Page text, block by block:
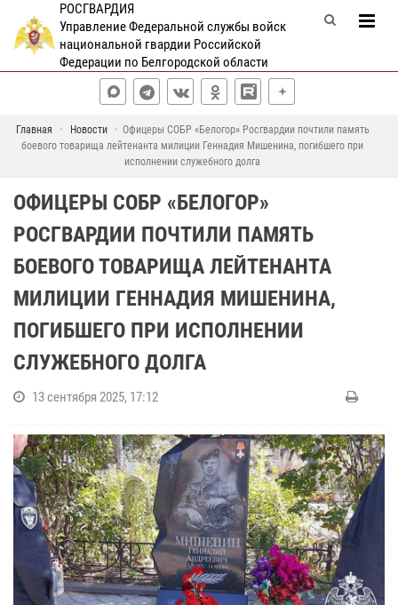
РОСГВАРДИЯ
Управление Федеральной службы войск
национальной гвардии Российской
Федерации по Белгородской области
Главная Новости
Офицеры СОБР «Белогор» Росгвардии почтили память
боевого товарища лейтенанта милиции Геннадия Мишенина, погибшего при
исполнении служебного долга
ОФИЦЕРЫ СОБР «БЕЛОГОР»
РОСГВАРДИИ ПОЧТИЛИ ПАМЯТЬ
БОЕВОГО ТОВАРИЩА ЛЕЙТЕНАНТА
МИЛИЦИИ ГЕННАДИЯ МИШЕНИНА,
ПОГИБШЕГО ПРИ ИСПОЛНЕНИИ
СЛУЖЕБНОГО ДОЛГА
13 сентября 2025, 17:12